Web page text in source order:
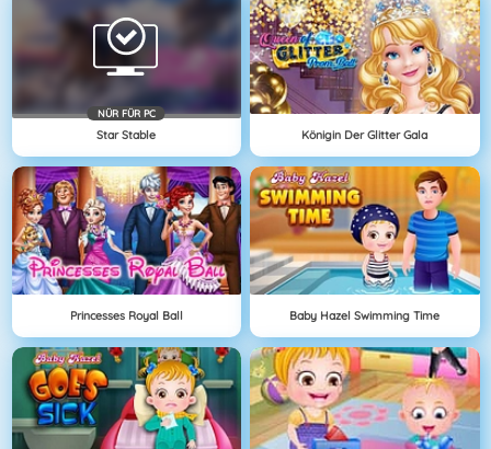
NÜR FÜR PC
Star Stable Königin Der Glitter Gala
Princesses Royal Ball Baby Hazel Swimming Time